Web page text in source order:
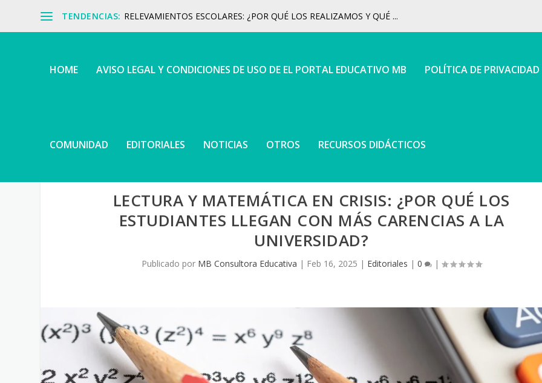
TENDENCIAS: RELEVAMIENTOS ESCOLARES: ¿POR QUÉ LOS REALIZAMOS Y QUÉ ...
HOME AVISO LEGAL Y CONDICIONES DE USO DE EL PORTAL EDUCATIVO MB POLÍTICA DE PRIVACIDAD
COMUNIDAD EDITORIALES NOTICIAS OTROS RECURSOS DIDÁCTICOS
LECTURA Y MATEMÁTICA EN CRISIS: ¿POR QUÉ LOS
ESTUDIANTES LLEGAN CON MÁS CARENCIAS A LA
UNIVERSIDAD?
Publicado por MB Consultora Educativa | Feb 16, 2025 | Editoriales | 0 |